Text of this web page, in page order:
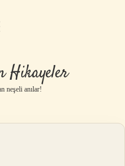
Hikayeler
neşeli anılar!